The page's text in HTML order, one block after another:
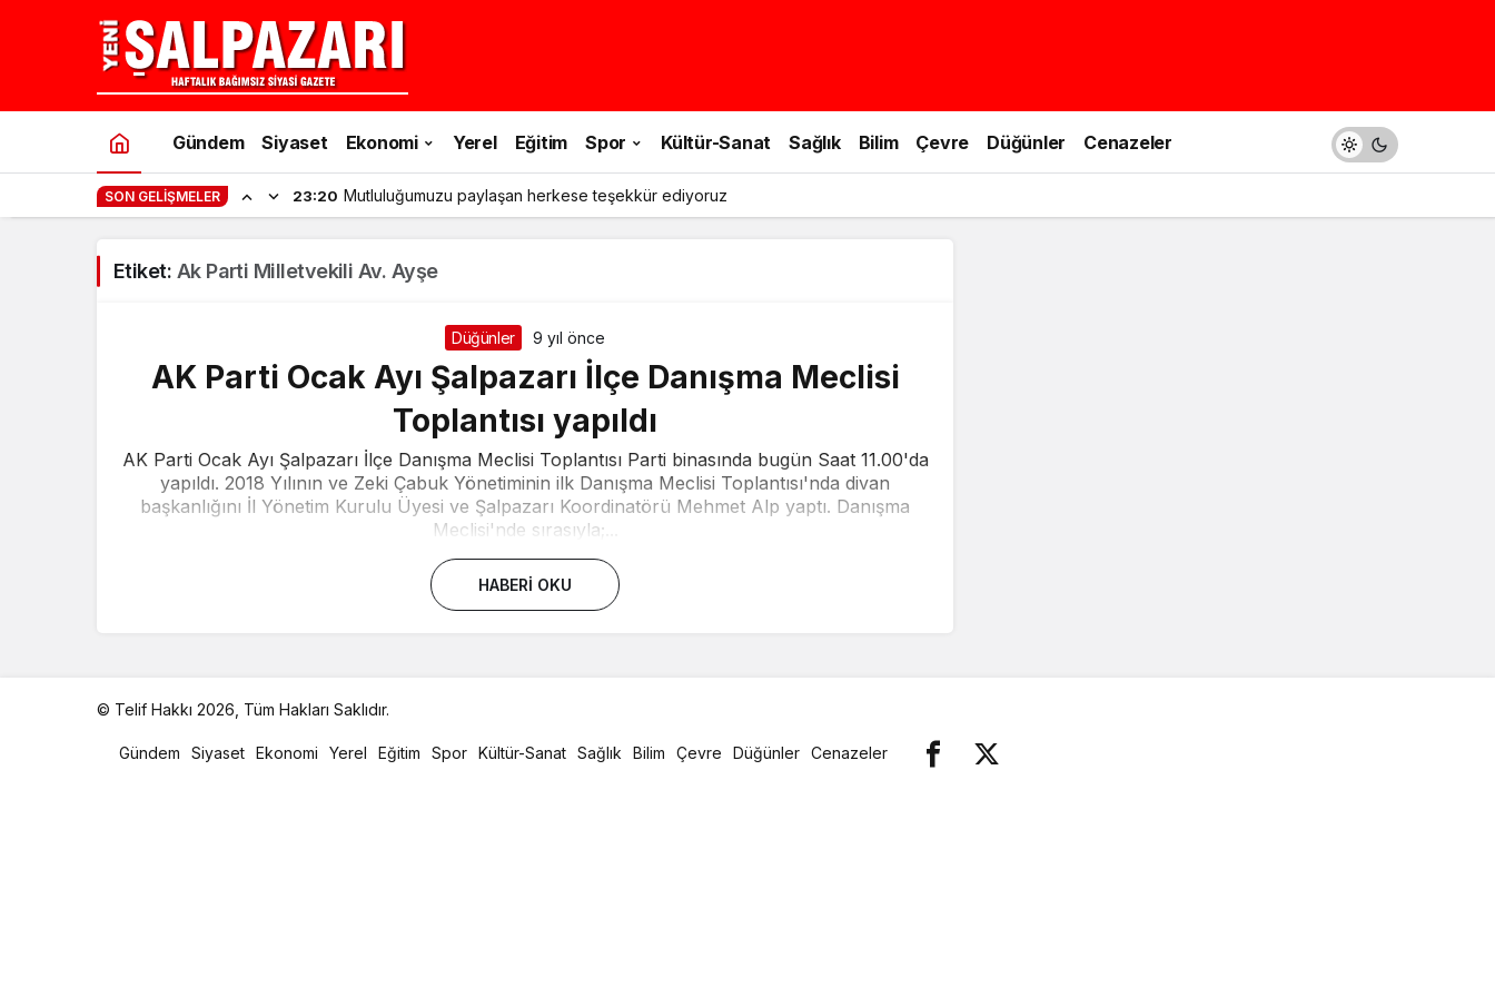
Gündem Siyaset Ekonomi Yerel Eğitim Spor Kültür-Sanat Sağlık Bilim Çevre Düğünler Cenazeler
SON GELIŞMELER 23:20 Mutluluğumuzu paylaşan herkese teşekkür ediyoruz
Etiket: Ak Parti Milletvekili Av. Ayşe
Düğünler 9 yıl önce
AK Parti Ocak Ayı Şalpazarı İlçe Danışma Meclisi
Toplantısı yapıldı
AK Parti Ocak Ayı Şalpazarı İlçe Danışma Meclisi Toplantısı Parti binasında bugün Saat 11.00'da
yapıldı. 2018 Yılının ve Zeki Çabuk Yönetiminin ilk Danışma Meclisi Toplantısı'nda divan
başkanlığını İl Yönetim Kurulu Üyesi ve Şalpazarı Koordinatörü Mehmet Alp yaptı. Danışma
Meclisi'nde sırasıyla;...
HABERI OKU
© Telif Hakkı 2026, Tüm Hakları Saklıdır.
otoGündem Siyaset Ekonomi Yerel Eğitim Spor Kültür-Sanat Sağlık Bilim Çevre Düğünler Cenazeler